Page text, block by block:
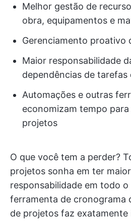
Melhor gestão de
obra, equipamentos e
Gerenciamento proativo
Maior responsabilidade
dependências de tarefas
Automações e outras
economizam tempo
projetos
O que você tem a perder?
projetos sonha em ter
responsabilidade em todo
ferramenta de cronograma
de projetos faz exatamente